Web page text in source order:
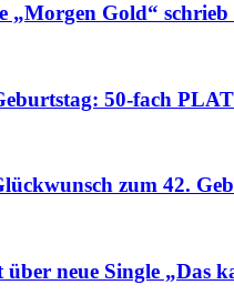
„Morgen Gold“
50-fach
zum 42.
neue Single „Das